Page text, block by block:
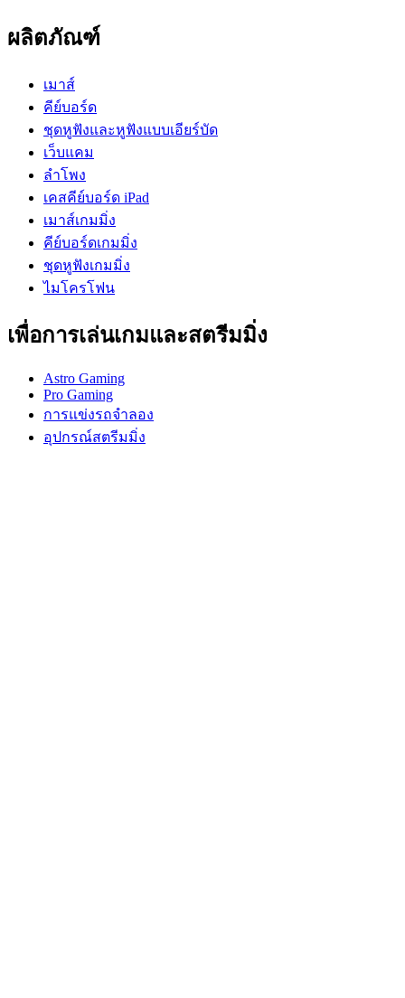
ผลิตภัณฑ์
เมาส์
คีย์บอร์ด
ชุดหูฟังและหูฟังแบบเอียร์บัด
เว็บแคม
ลำโพง
เคสคีย์บอร์ด iPad
เมาส์เกมมิ่ง
คีย์บอร์ดเกมมิ่ง
ชุดหูฟังเกมมิ่ง
ไมโครโฟน
เพื่อการเล่นเกมและสตรีมมิ่ง
Astro Gaming
Pro Gaming
การแข่งรถจำลอง
อุปกรณ์สตรีมมิ่ง